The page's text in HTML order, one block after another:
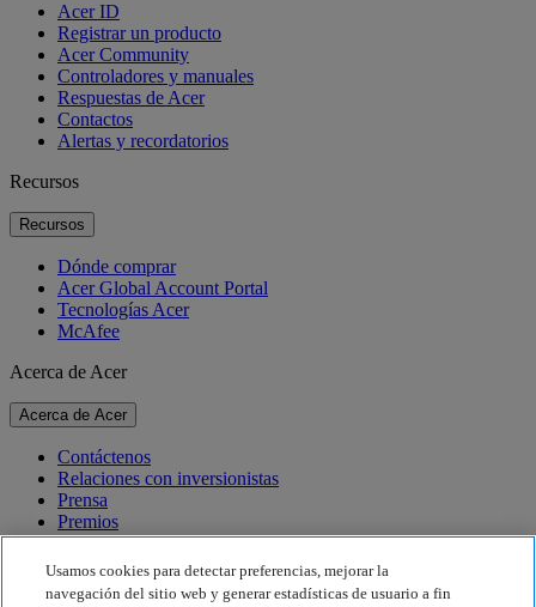
Acer ID
Registrar un producto
Acer Community
Controladores y manuales
Respuestas de Acer
Contactos
Alertas y recordatorios
Recursos
Recursos
Dónde comprar
Acer Global Account Portal
Tecnologías Acer
McAfee
Acerca de Acer
Acerca de Acer
Contáctenos
Relaciones con inversionistas
Prensa
Premios
Eventos
Sostenibilidad
Usamos cookies para detectar preferencias, mejorar la
navegación del sitio web y generar estadísticas de usuario a fin